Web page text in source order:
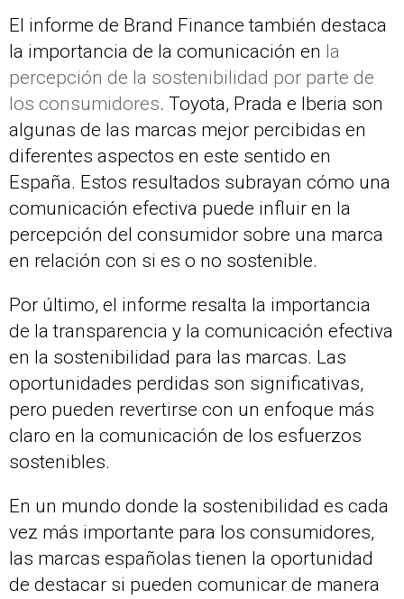
El informe de Brand Finance también destaca
la importancia de la comunicación en la
percepción de la sostenibilidad por parte de
los consumidores. Toyota, Prada e Iberia son
algunas de las marcas mejor percibidas en
diferentes aspectos en este sentido en
España. Estos resultados subrayan cómo una
comunicación efectiva puede influir en la
percepción del consumidor sobre una marca
en relación con si es o no sostenible.
Por último, el informe resalta la importancia
de la transparencia y la comunicación efectiva
en la sostenibilidad para las marcas. Las
oportunidades perdidas son significativas,
pero pueden revertirse con un enfoque más
claro en la comunicación de los esfuerzos
sostenibles.
En un mundo donde la sostenibilidad es cada
vez más importante para los consumidores,
las marcas españolas tienen la oportunidad
de destacar si pueden comunicar de manera